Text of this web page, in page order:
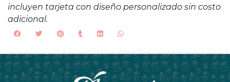
incluyen tarjeta con diseño personalizado sin costo
adicional.